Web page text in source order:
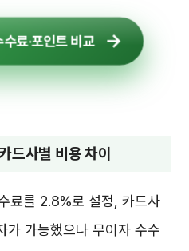
료·포인트 비교
드사별 비용 차이
료를 2.8%로 설정, 카드사
가 가능했으나 무이자 수수